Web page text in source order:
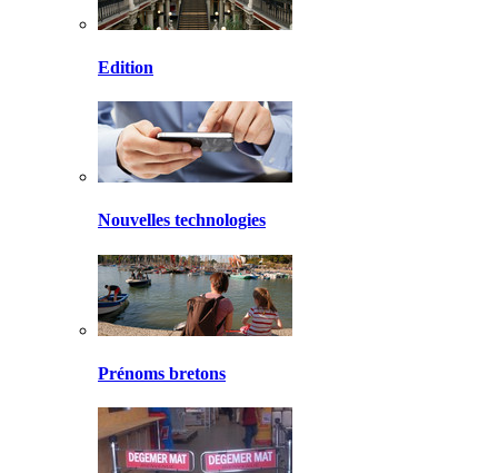
Edition
Nouvelles technologies
Prénoms bretons